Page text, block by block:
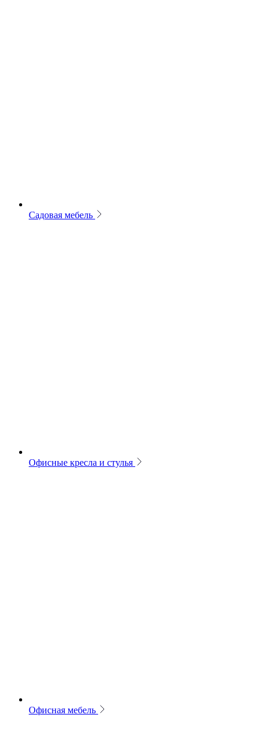
Садовая мебель
Офисные кресла и стулья
Офисная мебель